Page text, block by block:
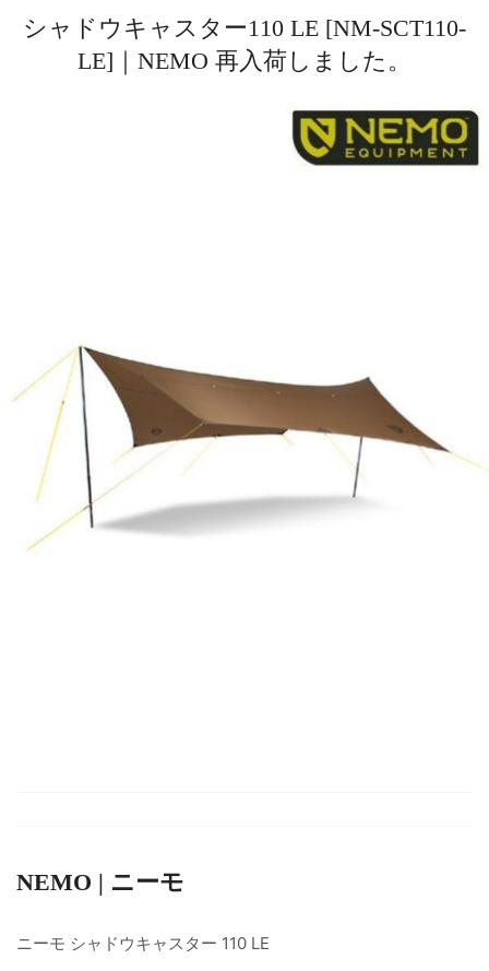
シャドウキャスター110 LE [NM-SCT110-
LE]｜NEMO 再入荷しました。
NEMO | ニーモ
ニーモ シャドウキャスター 110 LE